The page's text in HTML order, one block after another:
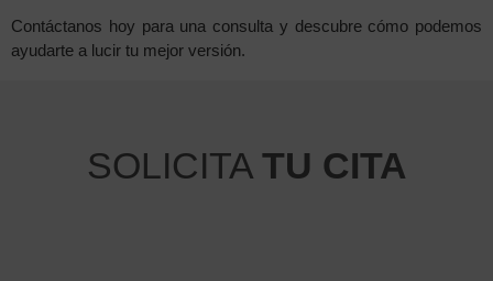
Contáctanos hoy para una consulta y descubre cómo podemos
ayudarte a lucir tu mejor versión.
SOLICITA TU CITA